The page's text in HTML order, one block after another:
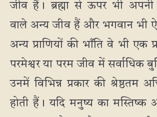
जीव हैं। ब्रह्मा से ऊपर भी अपनी
वाले अन्य जीव हैं और भगवान भी
अन्य प्राणियों की भाँति वे भी एक
परमेश्वर या परम जीव में सर्वाधिक
उनमें विभिन्न प्रकार की श्रेष्ठतम
होती हैं। यदि मनुष्य का मस्तिष्क